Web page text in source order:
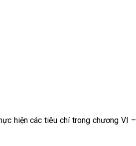
hiện các tiêu chí trong chương VI –